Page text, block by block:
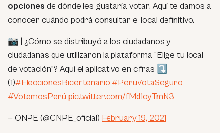
opciones de dónde les gustaría votar. Aquí te damos a
conocer cuándo podrá consultar el local definitivo.
📷 | ¿Cómo se distribuyó a los ciudadanos y
ciudadanas que utilizaron la plataforma “Elige tu local
de votación”? Aquí el aplicativo en cifras ⤵️
(1)#EleccionesBicentenario #PerúVotaSeguro
#VotemosPerú pic.twitter.com/fMd1cyTmN3
— ONPE (@ONPE_oficial) February 19, 2021